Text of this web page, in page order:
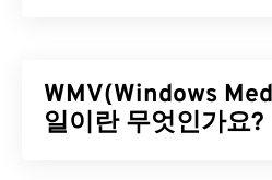
WMV(Windows
일이란 무엇인가요?